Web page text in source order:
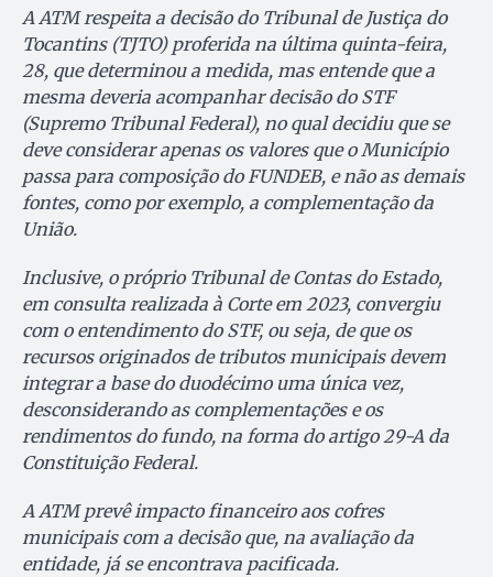
A ATM respeita a decisão do Tribunal de Justiça do
Tocantins (TJTO) proferida na última quinta-feira,
28, que determinou a medida, mas entende que a
mesma deveria acompanhar decisão do STF
(Supremo Tribunal Federal), no qual decidiu que se
deve considerar apenas os valores que o Município
passa para composição do FUNDEB, e não as demais
fontes, como por exemplo, a complementação da
União.
Inclusive, o próprio Tribunal de Contas do Estado,
em consulta realizada à Corte em 2023, convergiu
com o entendimento do STF, ou seja, de que os
recursos originados de tributos municipais devem
integrar a base do duodécimo uma única vez,
desconsiderando as complementações e os
rendimentos do fundo, na forma do artigo 29-A da
Constituição Federal.
A ATM prevê impacto financeiro aos cofres
municipais com a decisão que, na avaliação da
entidade, já se encontrava pacificada.